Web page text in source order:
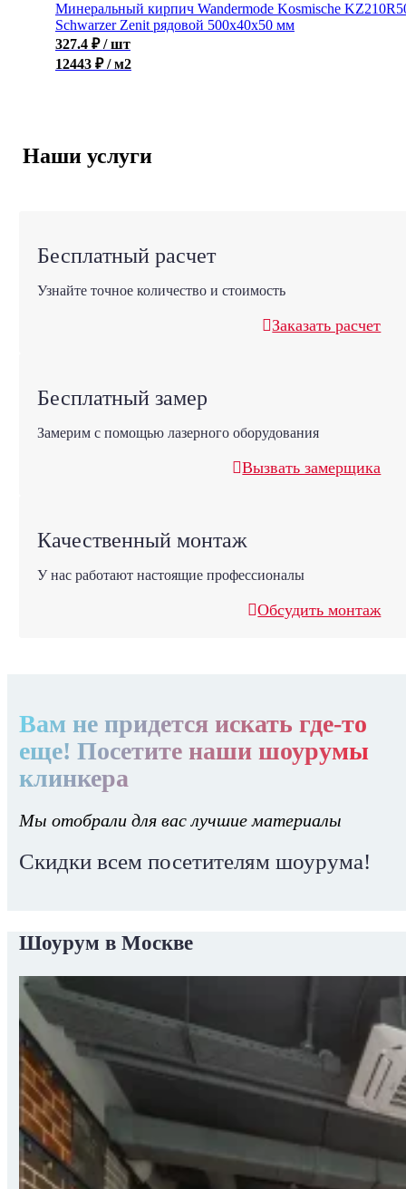
Минеральный кирпич Wandermode Kosmische
Schwarzer Zenit рядовой 500x40x50 мм
327.4 ₽ / шт
12443 ₽ / м2
Наши услуги
Бесплатный расчет
Узнайте точное количество и стоимость
Заказать расчет
Бесплатный замер
Замерим с помощью лазерного оборудования
Вызвать замерщика
Качественный монтаж
У нас работают настоящие профессионалы
Обсудить монтаж
Вам не придется искать где-то
еще! Посетите наши шоурумы
клинкера
Мы отобрали для вас лучшие материалы
Скидки всем посетителям шоурума!
Шоурум в Москве